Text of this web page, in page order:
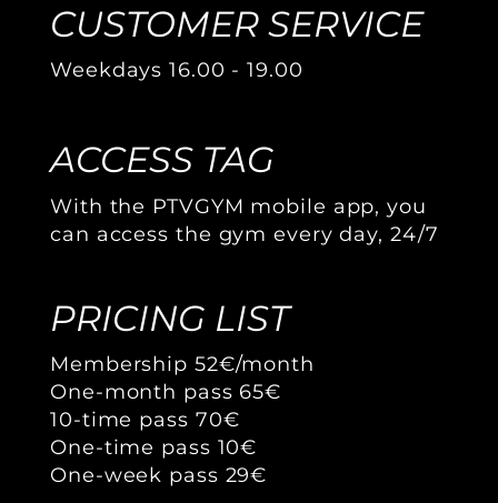
CUSTOMER SERVICE
Weekdays 16.00 - 19.00
ACCESS TAG
With the PTVGYM mobile app, you
can access the gym every day, 24/7
PRICING LIST
Membership 52€/month
One-month pass 65€
10-time pass 70€
One-time pass 10€
One-week pass 29€